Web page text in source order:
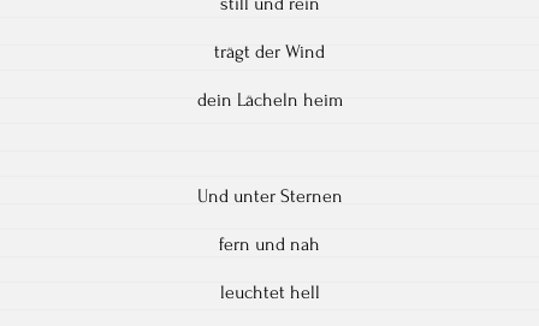
trägt der Wind
dein Lächeln heim
Und unter Sternen
fern und nah
leuchtet hell